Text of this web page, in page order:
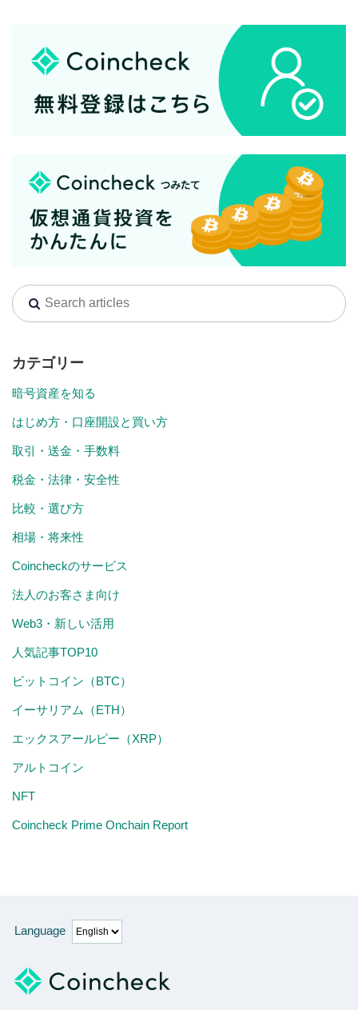
カテゴリー
暗号資産を知る
はじめ方・口座開設と買い方
取引・送金・手数料
税金・法律・安全性
比較・選び方
相場・将来性
Coincheckのサービス
法人のお客さま向け
Web3・新しい活用
人気記事TOP10
ビットコイン（BTC）
イーサリアム（ETH）
エックスアールピー（XRP）
アルトコイン
NFT
Coincheck Prime Onchain Report
Language